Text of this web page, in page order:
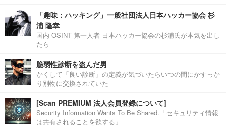
「趣味：ハッキング」一般社団法人日本ハッカー協会 杉
浦 隆幸
国内 OSINT 第一人者 日本ハッカー協会の杉浦氏が本気を出し
たら
脆弱性診断を盗んだ男
かくして「良い診断」の定義が気づいたらいつの間にかすっか
り別物に交換されていた
[Scan PREMIUM 法人会員登録について]
Security Information Wants To Be Shared.「セキュリティ情報
は共有されることを欲する」